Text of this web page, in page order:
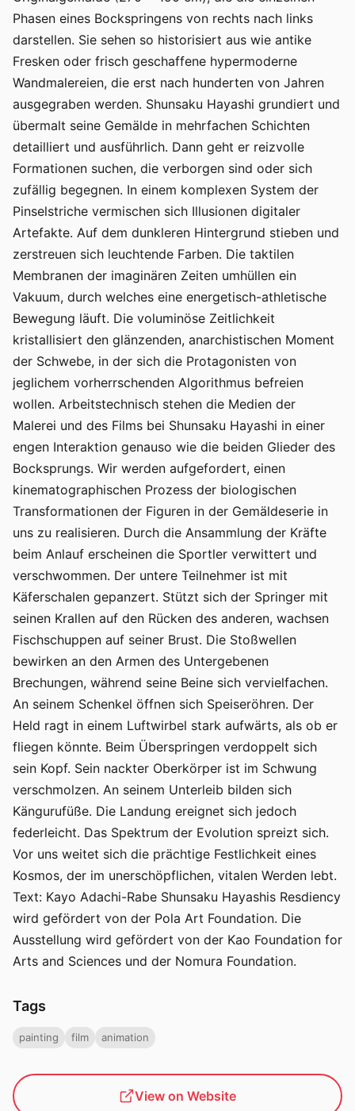
Phasen eines Bockspringens von rechts nach links
darstellen. Sie sehen so historisiert aus wie antike
Fresken oder frisch geschaffene hypermoderne
Wandmalereien, die erst nach hunderten von Jahren
ausgegraben werden. Shunsaku Hayashi grundiert und
übermalt seine Gemälde in mehrfachen Schichten
detailliert und ausführlich. Dann geht er reizvolle
Formationen suchen, die verborgen sind oder sich
zufällig begegnen. In einem komplexen System der
Pinselstriche vermischen sich Illusionen digitaler
Artefakte. Auf dem dunkleren Hintergrund stieben und
zerstreuen sich leuchtende Farben. Die taktilen
Membranen der imaginären Zeiten umhüllen ein
Vakuum, durch welches eine energetisch-athletische
Bewegung läuft. Die voluminöse Zeitlichkeit
kristallisiert den glänzenden, anarchistischen Moment
der Schwebe, in der sich die Protagonisten von
jeglichem vorherrschenden Algorithmus befreien
wollen. Arbeitstechnisch stehen die Medien der
Malerei und des Films bei Shunsaku Hayashi in einer
engen Interaktion genauso wie die beiden Glieder des
Bocksprungs. Wir werden aufgefordert, einen
kinematographischen Prozess der biologischen
Transformationen der Figuren in der Gemäldeserie in
uns zu realisieren. Durch die Ansammlung der Kräfte
beim Anlauf erscheinen die Sportler verwittert und
verschwommen. Der untere Teilnehmer ist mit
Käferschalen gepanzert. Stützt sich der Springer mit
seinen Krallen auf den Rücken des anderen, wachsen
Fischschuppen auf seiner Brust. Die Stoßwellen
bewirken an den Armen des Untergebenen
Brechungen, während seine Beine sich vervielfachen.
An seinem Schenkel öffnen sich Speiseröhren. Der
Held ragt in einem Luftwirbel stark aufwärts, als ob er
fliegen könnte. Beim Überspringen verdoppelt sich
sein Kopf. Sein nackter Oberkörper ist im Schwung
verschmolzen. An seinem Unterleib bilden sich
Kängurufüße. Die Landung ereignet sich jedoch
federleicht. Das Spektrum der Evolution spreizt sich.
Vor uns weitet sich die prächtige Festlichkeit eines
Kosmos, der im unerschöpflichen, vitalen Werden lebt.
Text: Kayo Adachi-Rabe Shunsaku Hayashis Resdiency
wird gefördert von der Pola Art Foundation. Die
Ausstellung wird gefördert von der Kao Foundation for
Arts and Sciences und der Nomura Foundation.
Tags
painting film animation
View on Website